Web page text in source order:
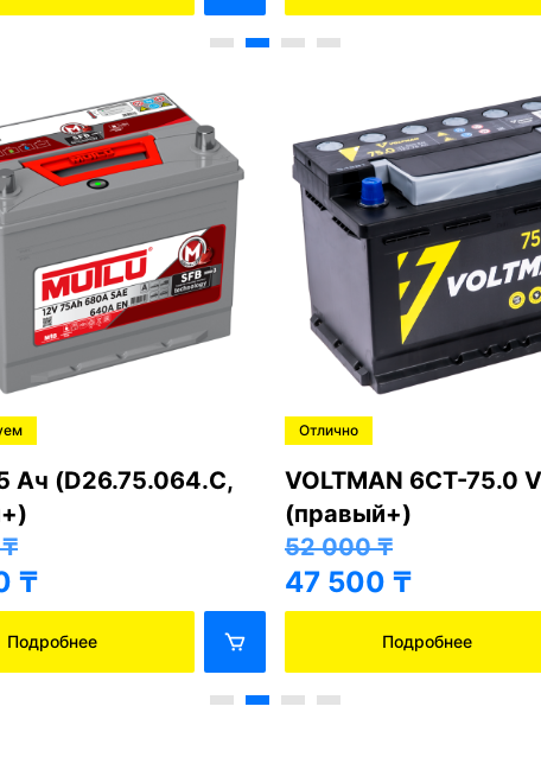
Ач (D26.75.064.C,
₸
Подробнее
Отлично
VOLTMAN 6CT-75.0
(правый+)
52 000₸
47 500 ₸
Подробнее